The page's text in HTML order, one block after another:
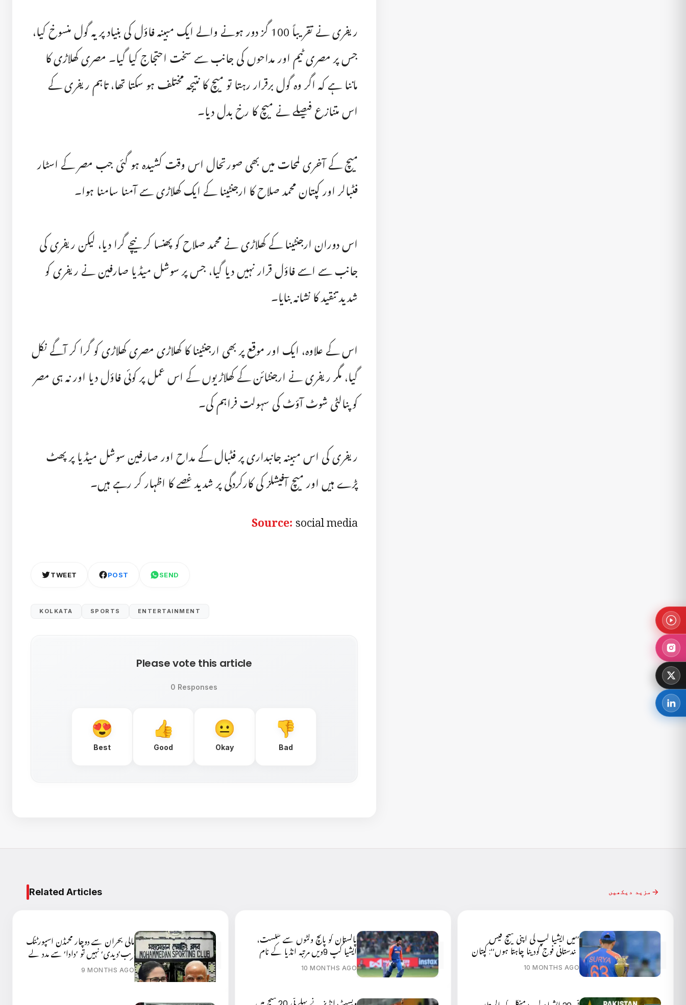
ریفری نے تقریباً 100 گز دور ہونے والے ایک مبینہ فاؤل کی بنیاد پر یہ گول منسوخ کیا،
جس پر مصری ٹیم اور مداحوں کی جانب سے سخت احتجاج کیا گیا۔ مصری کھلاڑی کا
ماننا ہے کہ اگر وہ گول برقرار رہتا تو میچ کا نتیجہ مختلف ہو سکتا تھا، تاہم ریفری کے
اس متنازع فیصلے نے میچ کا رخ بدل دیا۔
میچ کے آخری لمحات میں بھی صورتحال اس وقت کشیدہ ہو گئی جب مصر کے اسٹار
فٹبالر اور کپتان محمد صلاح کا ارجنٹینا کے ایک کھلاڑی سے آمنا سامنا ہوا۔
اس دوران ارجنٹینا کے کھلاڑی نے محمد صلاح کو پھنسا کر نیچے گرا دیا، لیکن ریفری کی
جانب سے اسے فاؤل قرار نہیں دیا گیا، جس پر سوشل میڈیا صارفین نے ریفری کو
شدید تنقید کا نشانہ بنایا۔
اس کے علاوہ، ایک اور موقع پر بھی ارجنٹینا کا کھلاڑی مصری کھلاڑی کو گرا کر آگے نکل
گیا، مگر ریفری نے ارجنٹائن کے کھلاڑیوں کے اس عمل پر کوئی فاؤل دیا اور نہ ہی مصر
کو پنالٹی شوٹ آؤٹ کی سہولت فراہم کی۔
ریفری کی اس مبینہ جانبداری پر فٹبال کے مداح اور صارفین سوشل میڈیا پر پھٹ
پڑے ہیں اور میچ آفیشلز کی کارکردگی پر شدید غصے کا اظہار کر رہے ہیں۔
Source:social media
TWEET POST SEND
KOLKATA SPORTS ENTERTAINMENT
Please vote this article
0 Responses
Best Good Okay Bad
Related Articles مزید دیکھیں
مالی بحران سے دوچار محمڈن اسپورٹنگ
کلب’دیدی‘ نہیں تو ’دادا‘ سے مدد لے
سکتا ہے؟
9 MONTHS AGO
پاکستان کو پانچ وکٹوں سے شکست،
ایشیا کپ 9ویں مرتبہ انڈیا کے نام
10 MONTHS AGO
’’میں ایشیا کپ کی اپنی میچ فیس
ہندستانی فوج کودینا چاہتا ہوں‘‘: کپتان
سوریا کا بڑا اعلان
10 MONTHS AGO